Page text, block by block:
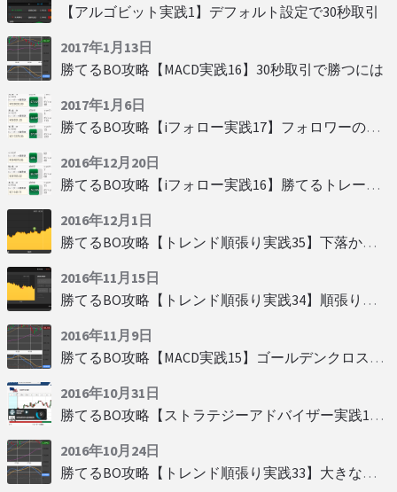
【アルゴビット実践1】デフォルト設定で30秒取引
2017年1月13日
勝てるBO攻略【MACD実践16】30秒取引で勝つには
2017年1月6日
勝てるBO攻略【iフォロー実践17】フォロワーの少ない人をフォローする
2016年12月20日
勝てるBO攻略【iフォロー実践16】勝てるトレーダーを見抜く
2016年12月1日
勝てるBO攻略【トレンド順張り実践35】下落からの反発を見極める
2016年11月15日
勝てるBO攻略【トレンド順張り実践34】順張りに適した変動
2016年11月9日
勝てるBO攻略【MACD実践15】ゴールデンクロスで勝つ
2016年10月31日
勝てるBO攻略【ストラテジーアドバイザー実践19】慌てず自動分析
2016年10月24日
勝てるBO攻略【トレンド順張り実践33】大きな変動にすべり込み